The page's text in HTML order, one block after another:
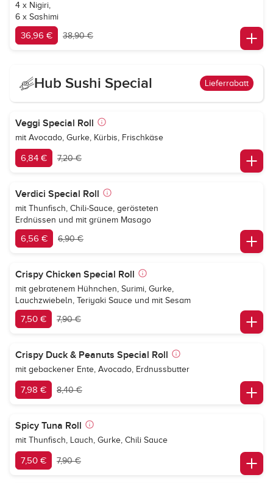
4 x Nigiri,
6 x Sashimi
36,96 € 38,90 €
Hub Sushi Special Lieferrabatt
Veggi Special Roll
mit Avocado, Gurke, Kürbis, Frischkäse
6,84 € 7,20 €
Verdici Special Roll
mit Thunfisch, Chili-Sauce, gerösteten
Erdnüssen und mit grünem Masago
6,56 € 6,90 €
Crispy Chicken Special Roll
mit gebratenem Hühnchen, Surimi, Gurke,
Lauchzwiebeln, Teriyaki Sauce und mit Sesam
7,50 € 7,90 €
Crispy Duck & Peanuts Special Roll
mit gebackener Ente, Avocado, Erdnussbutter
7,98 € 8,40 €
Spicy Tuna Roll
mit Thunfisch, Lauch, Gurke, Chili Sauce
7,50 € 7,90 €